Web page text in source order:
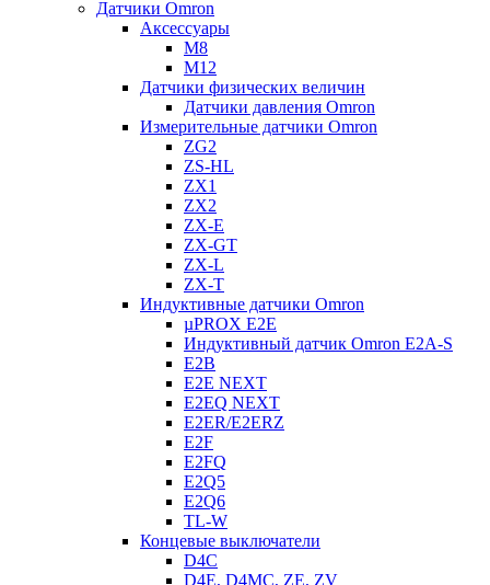
Датчики Omron
Аксессуары
M8
M12
Датчики физических величин
Датчики давления Omron
Измерительные датчики Omron
ZG2
ZS-HL
ZX1
ZX2
ZX-E
ZX-GT
ZX-L
ZX-T
Индуктивные датчики Omron
µPROX E2E
Индуктивный датчик Omron E2A-S
E2B
E2E NEXT
E2EQ NEXT
E2ER/E2ERZ
E2F
E2FQ
E2Q5
E2Q6
TL-W
Концевые выключатели
D4C
D4E, D4MC, ZE, ZV